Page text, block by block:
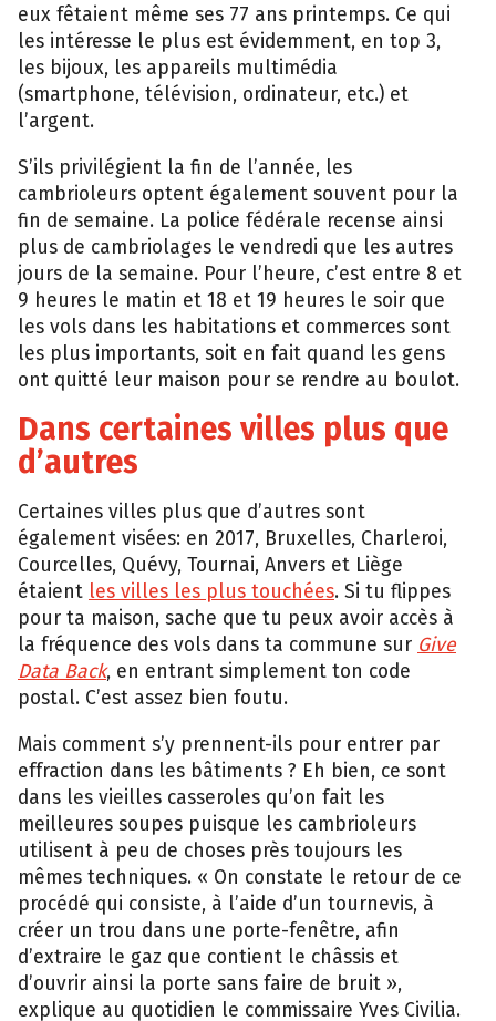
eux fêtaient même ses 77 ans printemps. Ce qui
les intéresse le plus est évidemment, en top 3,
les bijoux, les appareils multimédia
(smartphone, télévision, ordinateur, etc.) et
l’argent.
S’ils privilégient la fin de l’année, les
cambrioleurs optent également souvent pour la
fin de semaine. La police fédérale recense ainsi
plus de cambriolages le vendredi que les autres
jours de la semaine. Pour l’heure, c’est entre 8 et
9 heures le matin et 18 et 19 heures le soir que
les vols dans les habitations et commerces sont
les plus importants, soit en fait quand les gens
ont quitté leur maison pour se rendre au boulot.
Dans certaines villes plus que
d’autres
Certaines villes plus que d’autres sont
également visées: en 2017, Bruxelles, Charleroi,
Courcelles, Quévy, Tournai, Anvers et Liège
étaient les villes les plus touchées. Si tu flippes
pour ta maison, sache que tu peux avoir accès à
la fréquence des vols dans ta commune sur Give
Data Back, en entrant simplement ton code
postal. C’est assez bien foutu.
Mais comment s’y prennent-ils pour entrer par
effraction dans les bâtiments ? Eh bien, ce sont
dans les vieilles casseroles qu’on fait les
meilleures soupes puisque les cambrioleurs
utilisent à peu de choses près toujours les
mêmes techniques. « On constate le retour de ce
procédé qui consiste, à l’aide d’un tournevis, à
créer un trou dans une porte-fenêtre, afin
d’extraire le gaz que contient le châssis et
d’ouvrir ainsi la porte sans faire de bruit »,
explique au quotidien le commissaire Yves Civilia.